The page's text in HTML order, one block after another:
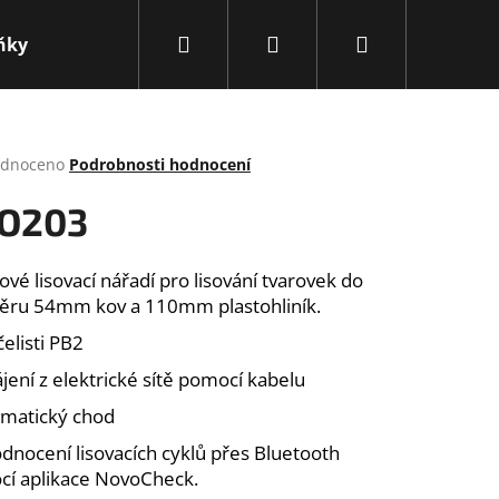
Obchodní podmínky Kontakty
Přihlášení
Podrobnosti hodnocení
lisovací nářadí pro lisování tvarovek do
54mm kov a 110mm plastohliník.
PB2
z elektrické sítě pomocí kabelu
chod
lisovacích cyklů přes Bluetooth
aplikace NovoCheck.
Následující